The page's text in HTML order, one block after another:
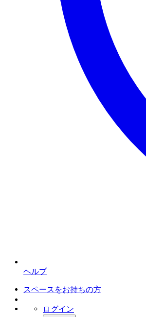
ヘルプ
スペースをお持ちの方
ログイン